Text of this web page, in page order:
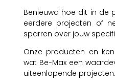
Benieuwd hoe dit in de
eerdere projecten of
sparren over jouw
Onze producten en
wat Be-Max een
uiteenlopende projecten: